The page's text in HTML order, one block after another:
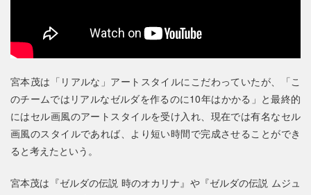
宮本茂は「リアルな」アートスタイルにこだわっていたが、「こ
のチームではリアルなゼルダを作るのに10年はかかる」と最終的
にはセル画風のアートスタイルを受け入れ、現在では有名なセル
画風のスタイルであれば、より短い時間で完成させることができ
ると考えたという。
宮本茂は『ゼルダの伝説 時のオカリナ』や『ゼルダの伝説 ムジュ